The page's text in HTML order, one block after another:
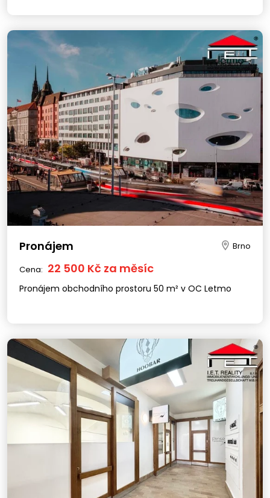
Pronájem Brno
Cena: 22 500 Kč za měsíc
Pronájem obchodního prostoru 50 m² v OC Letmo